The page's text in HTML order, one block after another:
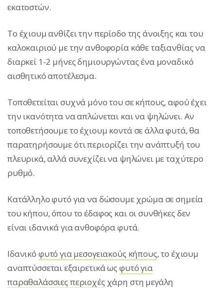
εκατοστών.
Το έχιουμ ανθίζει την περίοδο της άνοιξης και του
καλοκαιριού με την ανθοφορία κάθε ταξιανθίας να
διαρκεί 1-2 μήνες δημιουργώντας ένα μοναδικό
αισθητικό αποτέλεσμα.
Τοποθετείται συχνά μόνο του σε κήπους, αφού έχει
την ικανότητα να απλώνεται και να ψηλώνει. Αν
τοποθετήσουμε το έχιουμ κοντά σε άλλα φυτά, θα
παρατηρήσουμε ότι περιορίζει την ανάπτυξή του
πλευρικά, αλλά συνεχίζει να ψηλώνει με ταχύτερο
ρυθμό.
Κατάλληλο φυτό για να δώσουμε χρώμα σε σημεία
του κήπου, όπου το έδαφος και οι συνθήκες δεν
είναι ιδανικά για ανθοφόρα φυτά.
Ιδανικό φυτό για μεσογειακούς κήπους, το έχιουμ
αναπτύσσεται εξαιρετικά ως φυτό για
παραθαλάσσιες περιοχές χάρη στη μεγάλη